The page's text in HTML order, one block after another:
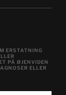
ERSTATNING
PÅ ØJENVIDEN
ELLER